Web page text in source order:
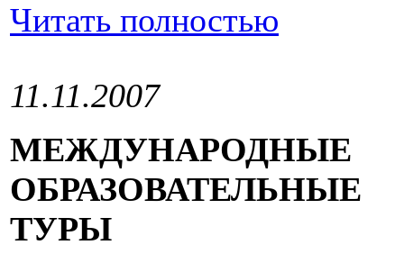
Читать полностью
11.11.2007
МЕЖДУНАРОДНЫЕ
ОБРАЗОВАТЕЛЬНЫЕ
ТУРЫ